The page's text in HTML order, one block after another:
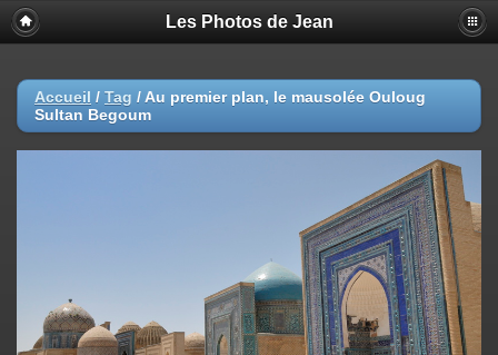
Les Photos de Jean
Accueil / Tag / Au premier plan, le mausolée Ouloug
Sultan Begoum